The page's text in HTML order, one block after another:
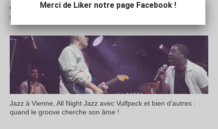
Crescent Jazz Festival : du très beau monde à Mâcon jusqu’à
samedi
Jazz à Vienne, All Night Jazz avec Vulfpeck et bien d’autres :
quand le groove cherche son âme !
Merci de Liker notre page Facebook !